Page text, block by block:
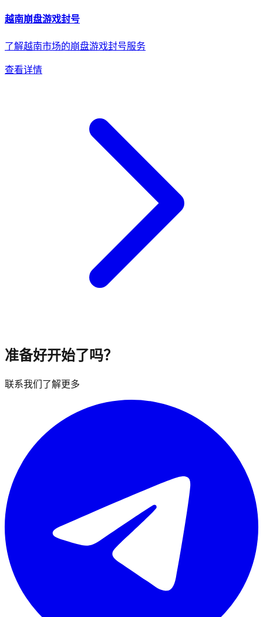
越南崩盘游戏封号
了解越南市场的崩盘游戏封号服务
查看详情
准备好开始了吗？
联系我们了解更多